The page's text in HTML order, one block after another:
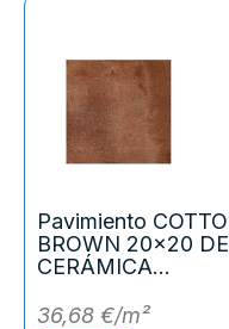
Pavimiento COTTO
BROWN 20x20 DE
CERÁMICA...
36,68 €/m²